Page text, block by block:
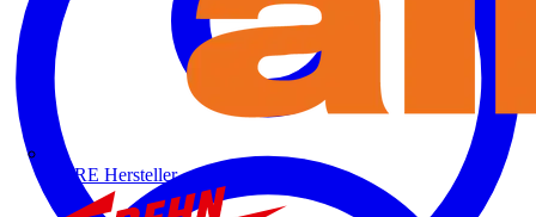
ALRE Hersteller